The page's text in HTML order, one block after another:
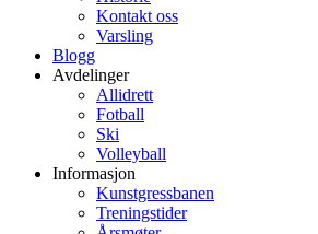
Kontakt oss
Varsling
Blogg
Avdelinger
Allidrett
Fotball
Ski
Volleyball
Informasjon
Kunstgressbanen
Treningstider